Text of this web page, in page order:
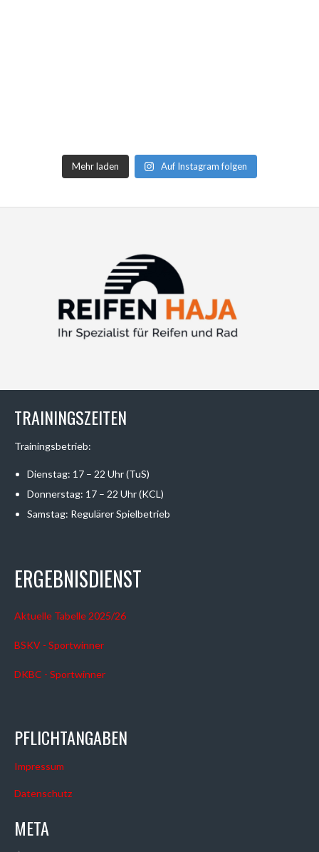
Mehr laden Auf Instagram folgen
TRAININGSZEITEN
Trainingsbetrieb:
Dienstag: 17 – 22 Uhr (TuS)
Donnerstag: 17 – 22 Uhr (KCL)
Samstag: Regulärer Spielbetrieb
ERGEBNISDIENST
Aktuelle Tabelle 2025/26
BSKV - Sportwinner
DKBC - Sportwinner
PFLICHTANGABEN
Impressum
Datenschutz
META